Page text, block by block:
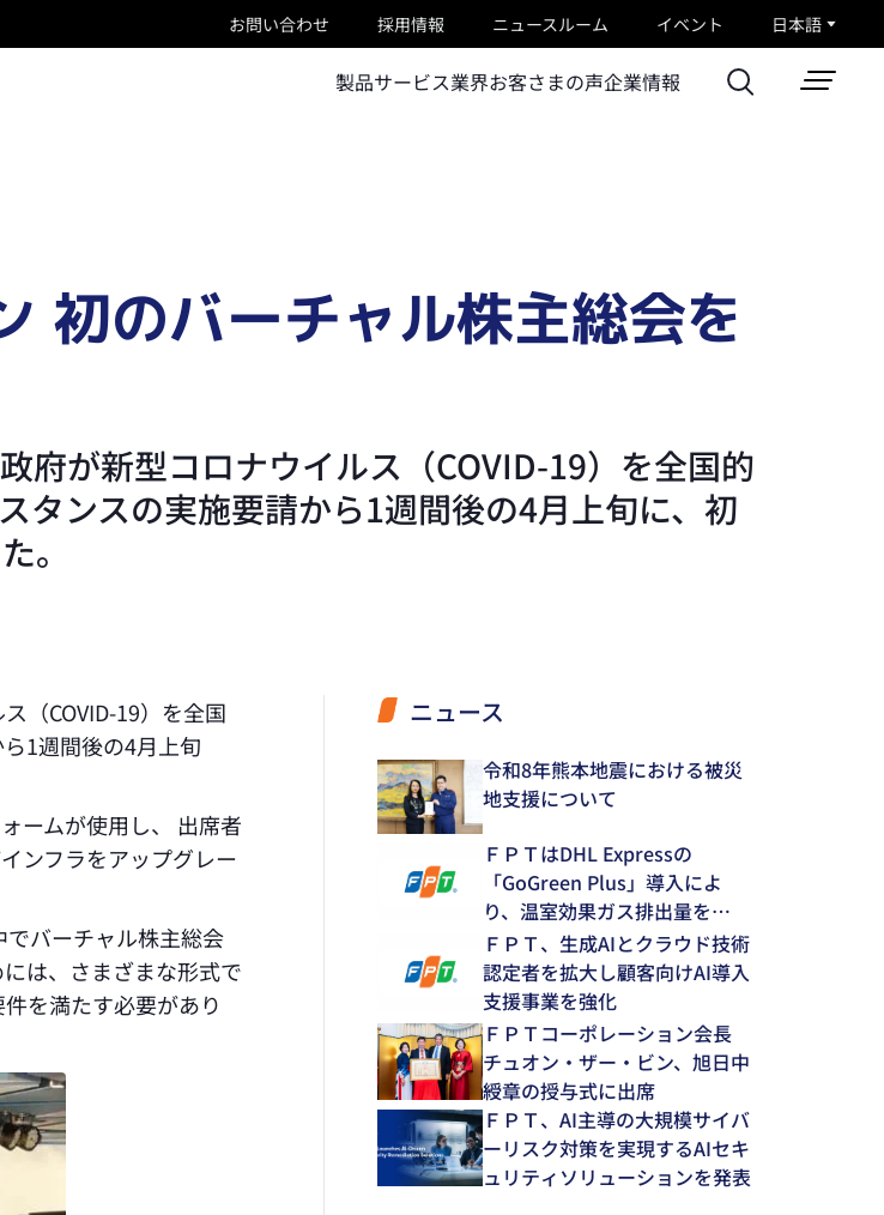
お問い合わせ 採用情報 ニュースルーム イベント 日本語
製品サービス業界お客さまの声企業情報
初のバーチャル株主総会を
府が新型コロナウイルス（COVID-19）を全国的
タンスの実施要請から1週間後の4月上旬に、初
。
（COVID-19）を全国
1週間後の4月上旬
ームが使用し、 出席者
ンフラをアップグレー
バーチャル株主総会
は、さまざまな形式で
を満たす必要があり
ニュース
令和8年熊本地震における被災
地支援について
ＦＰＴはDHL Expressの
「GoGreen Plus」導入によ
り、温室効果ガス排出量を
12.8％削減
ＦＰＴ、生成AIとクラウド技術
認定者を拡大し顧客向けAI導入
支援事業を強化
ＦＰＴコーポレーション会長
チュオン・ザー・ビン、旭日中
綬章の授与式に出席
ＦＰＴ、AI主導の大規模サイバ
ーリスク対策を実現するAIセキ
ュリティソリューションを発表